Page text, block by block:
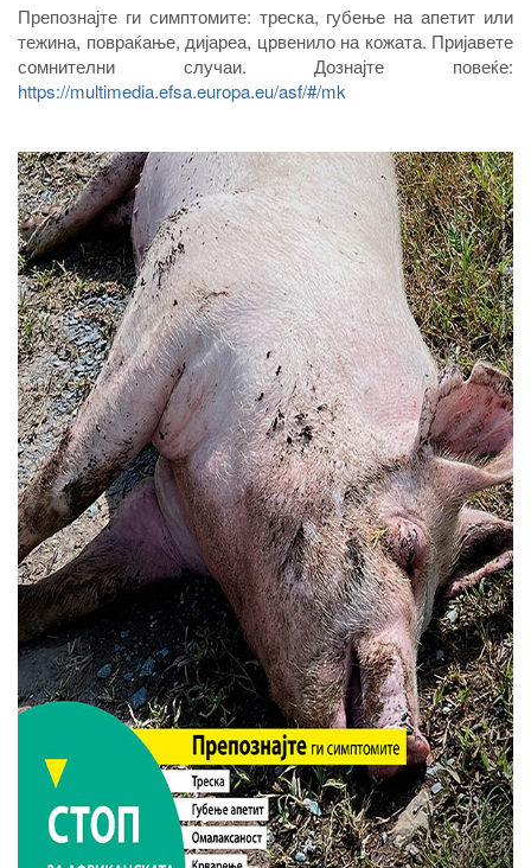
Препознајте ги симптомите: треска, губење на апетит или
тежина, повраќање, дијареа, црвенило на кожата. Пријавете
сомнителни случаи. Дознајте повеќе:
https://multimedia.efsa.europa.eu/asf/#/mk